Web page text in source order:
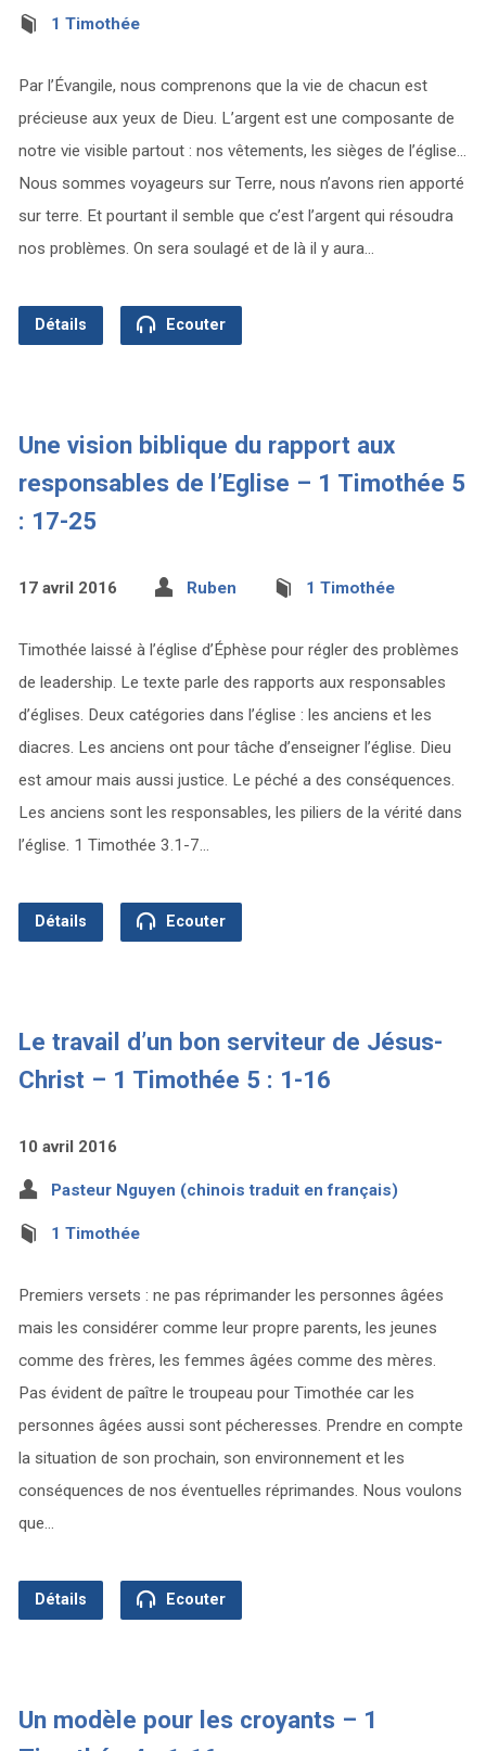
1 Timothée
Par l’Évangile, nous comprenons que la vie de chacun est
précieuse aux yeux de Dieu. L’argent est une composante de
notre vie visible partout : nos vêtements, les sièges de l’église…
Nous sommes voyageurs sur Terre, nous n’avons rien apporté
sur terre. Et pourtant il semble que c’est l’argent qui résoudra
nos problèmes. On sera soulagé et de là il y aura…
Détails Ecouter
Une vision biblique du rapport aux
responsables de l’Eglise – 1 Timothée 5
: 17-25
17 avril 2016 Ruben 1 Timothée
Timothée laissé à l’église d’Éphèse pour régler des problèmes
de leadership. Le texte parle des rapports aux responsables
d’églises. Deux catégories dans l’église : les anciens et les
diacres. Les anciens ont pour tâche d’enseigner l’église. Dieu
est amour mais aussi justice. Le péché a des conséquences.
Les anciens sont les responsables, les piliers de la vérité dans
l’église. 1 Timothée 3.1-7…
Détails Ecouter
Le travail d’un bon serviteur de Jésus-
Christ – 1 Timothée 5 : 1-16
10 avril 2016
Pasteur Nguyen (chinois traduit en français)
1 Timothée
Premiers versets : ne pas réprimander les personnes âgées
mais les considérer comme leur propre parents, les jeunes
comme des frères, les femmes âgées comme des mères.
Pas évident de paître le troupeau pour Timothée car les
personnes âgées aussi sont pécheresses. Prendre en compte
la situation de son prochain, son environnement et les
conséquences de nos éventuelles réprimandes. Nous voulons
que…
Détails Ecouter
Un modèle pour les croyants – 1